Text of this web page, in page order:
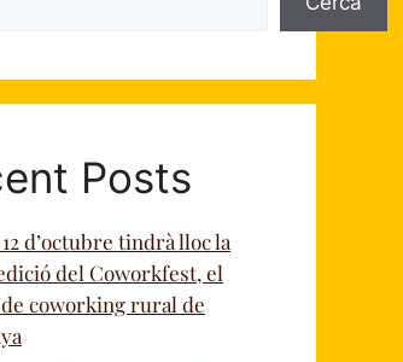
Posts
d’octubre tindrà lloc la
del Coworkfest, el
coworking rural de